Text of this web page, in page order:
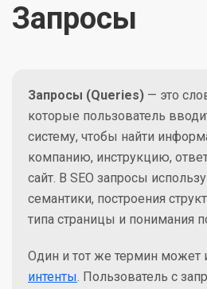
Запросы
Запросы (Queries) — это
которые пользователь
систему, чтобы найти
компанию, инструкцию,
сайт. В SEO запросы
семантики, построения
типа страницы и понимания
Один и тот же термин может
интенты. Пользователь с